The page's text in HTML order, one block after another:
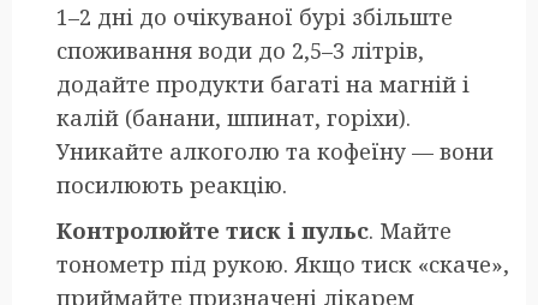
1–2 дні до очікуваної бурі збільште
споживання води до 2,5–3 літрів,
додайте продукти багаті на магній і
калій (банани, шпинат, горіхи).
Уникайте алкоголю та кофеїну — вони
посилюють реакцію.
Контролюйте тиск і пульс. Майте
тонометр під рукою. Якщо тиск «скаче»,
приймайте призначені лікарем